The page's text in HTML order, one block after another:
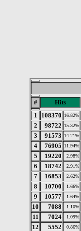
#
Hits
1
108370 16.82%
2
98722 15.32%
3
91573 14.21%
4
76905 11.94%
5
19220 2.98%
6
18742 2.91%
7
16853 2.62%
8
10700 1.66%
9
10577 1.64%
10
7088 1.10%
11
7024 1.09%
12
5552 0.86%